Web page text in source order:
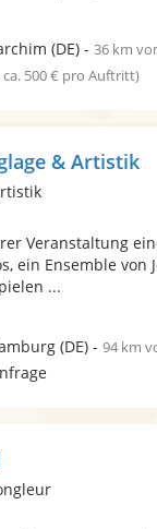
(DE)- 36 km
ca. 500 € pro Auftritt)
& Artistik
Veranstaltung
ein Ensemble von
...
(DE)- 94 km